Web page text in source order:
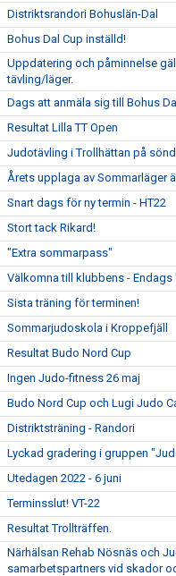
Distriktsrandori Bohuslän-Dal
Bohus Dal Cup inställd!
Uppdatering och påminnelse
tävling/läger.
Dags att anmäla sig till Bohus
Resultat Lilla TT Open
Judotävling i Trollhättan på
Årets upplaga av Sommarläger
Snart dags för ny termin - HT22
Stort tack Rikard!
"Extra sommarpass"
Välkomna till klubbens - Endags
Sista träning för terminen!
Sommarjudoskola i Kroppefjäll
Resultat Budo Nord Cup
Ingen Judo-fitness 26 maj
Budo Nord Cup och Lugi Judo
Distriktsträning - Randori
Lyckad gradering i gruppen
Utedagen 2022 - 6 juni
Terminsslut! VT-22
Resultat Trollträffen.
Närhälsan Rehab Nösnäs och
samarbetspartners vid skador